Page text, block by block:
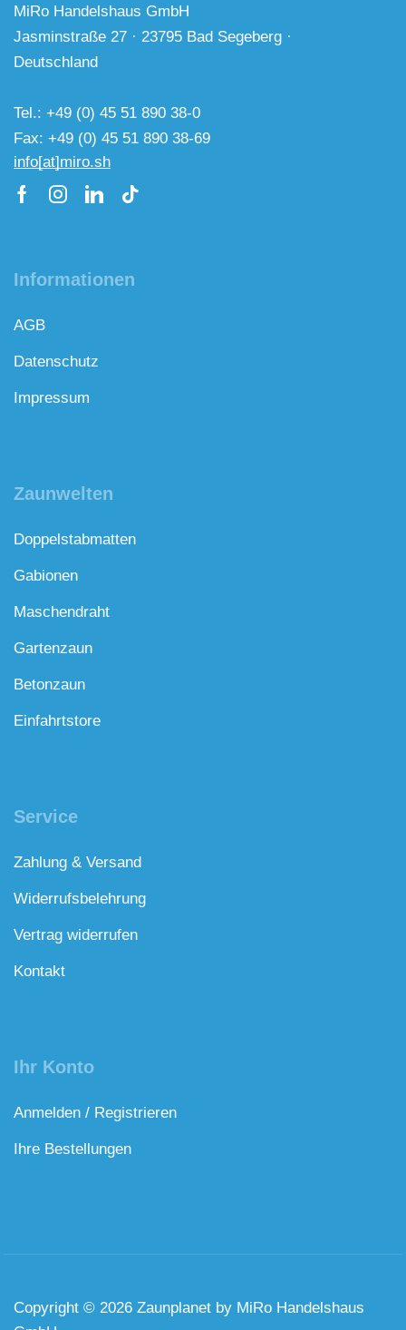
MiRo Handelshaus GmbH
Jasminstraße 27 · 23795 Bad Segeberg ·
Deutschland
Tel.: +49 (0) 45 51 890 38-0
Fax: +49 (0) 45 51 890 38-69
info[at]miro.sh
Informationen
AGB
Datenschutz
Impressum
Zaunwelten
Doppelstabmatten
Gabionen
Maschendraht
Gartenzaun
Betonzaun
Einfahrtstore
Service
Zahlung & Versand
Widerrufsbelehrung
Vertrag widerrufen
Kontakt
Ihr Konto
Anmelden / Registrieren
Ihre Bestellungen
Copyright © 2026 Zaunplanet by MiRo Handelshaus